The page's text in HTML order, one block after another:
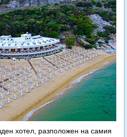
хотел, разположен на самия